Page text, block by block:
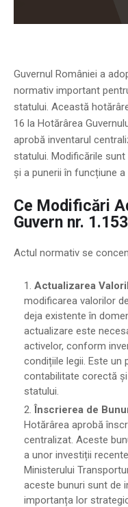
Guvernul României a
normativ important
statului. Această
16 la Hotărârea
aprobă inventarul
statului. Modificările
și a punerii în funcțiune
Ce Modificări
Guvern nr.
Actul normativ se
Actualizarea
modificarea valorilor
deja existente în
actualizare este
activelor, conform
condițiile legii. Este
contabilitate corectă
statului.
Înscrierea de
Hotărârea aprobă
centralizat. Aceste
a unor investiții
Ministerului
aceste bunuri sunt de
importanța lor